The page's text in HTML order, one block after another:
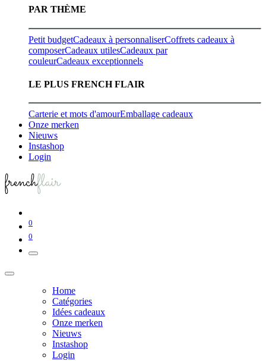
PAR THÈME
Petit budgetCadeaux à personnaliserCoffrets cadeaux à
composerCadeaux utilesCadeaux par
couleurCadeaux exceptionnels
LE PLUS FRENCH FLAIR
Carterie et mots d'amourEmballage cadeaux
Onze merken
Nieuws
Instashop
Login
0
0
Home
Catégories
Idées cadeaux
Onze merken
Nieuws
Instashop
Login